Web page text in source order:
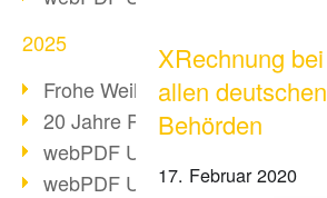
2025
Frohe Weihnachten & Auszeit
20 Jahre PDF/A
webPDF Update 10.0.3
webPDF Update 10.0.2
XRechnung bei
allen deutschen
Behörden
17. Februar 2020